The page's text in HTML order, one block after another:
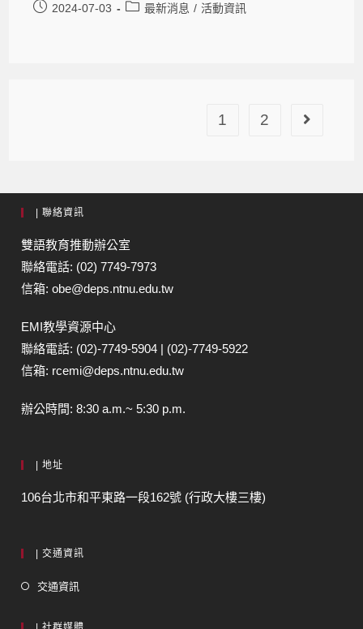
2024-07-03 最新消息 / 活動資訊
1 2
| 聯絡資訊
雙語教育推動辦公室
聯絡電話: (02) 7749-7973
信箱: obe@deps.ntnu.edu.tw
EMI教學資源中心
聯絡電話: (02)-7749-5904 | (02)-7749-5922
信箱: rcemi@deps.ntnu.edu.tw
辦公時間: 8:30 a.m.~ 5:30 p.m.
| 地址
106台北市和平東路一段162號 (行政大樓三樓)
| 交通資訊
交通資訊